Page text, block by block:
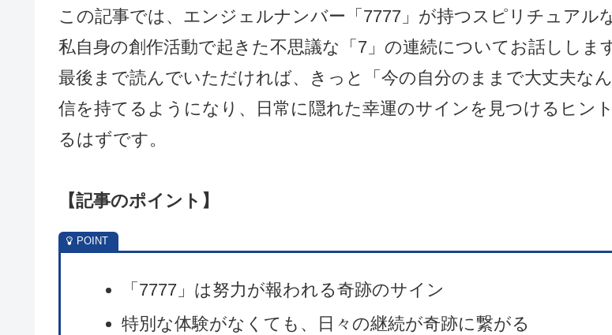
この記事では、エンジェルナンバー「7777」が持つスピリチュアル
私自身の創作活動で起きた不思議な「7」の連続についてお話しします
最後まで読んでいただければ、きっと「今の自分のままで大丈夫な
信を持てるようになり、日常に隠れた幸運のサインを見つけるヒン
るはずです。
【記事のポイント 】
「7777」は努力が報われる奇跡のサイン
特別な体験がなくても、日々の継続が奇跡に繋がる